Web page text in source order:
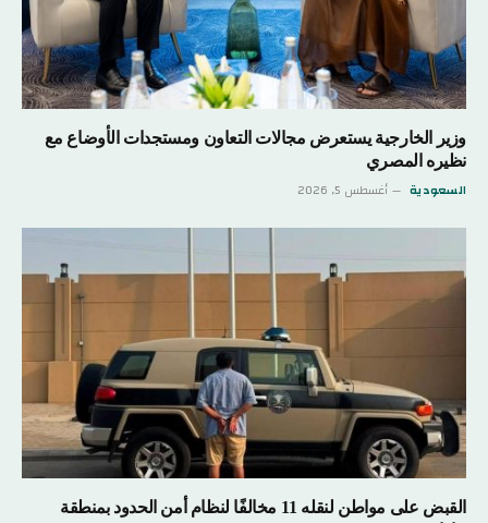
وزير الخارجية يستعرض مجالات التعاون ومستجدات الأوضاع مع
نظيره المصري
السعودية أغسطس 5, 2026
القبض على مواطن لنقله 11 مخالفًا لنظام أمن الحدود بمنطقة